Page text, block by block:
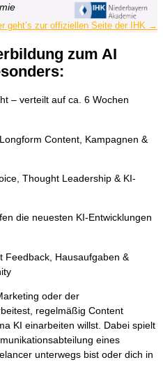
geht’s zur offiziellen Seite der IHK →
zum AI
– verteilt auf ca. 6 Wochen
Content, Kampagnen &
Thought Leadership & KI-
die neuesten KI-Entwicklungen
Feedback, Hausaufgaben &
oder der
regelmäßig Content
KI einarbeiten willst. Dabei spielt
eines
unterwegs bist oder dich in